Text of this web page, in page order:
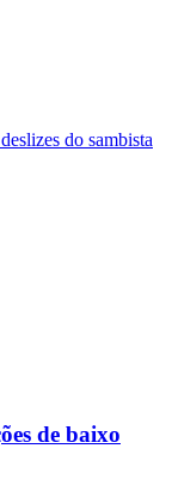
do sambista
de baixo